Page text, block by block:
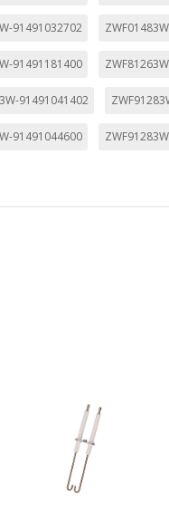
91491032702
91491181400
91491041402
91491044600